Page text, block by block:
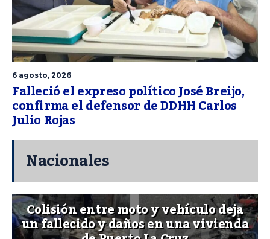
6 agosto, 2026
Falleció el expreso político José Breijo,
confirma el defensor de DDHH Carlos
Julio Rojas
Nacionales
Colisión entre moto y vehículo deja
un fallecido y daños en una vivienda